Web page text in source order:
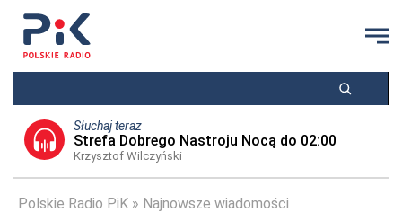
Słuchaj teraz
Strefa Dobrego Nastroju Nocą do 02:00
Krzysztof Wilczyński
Polskie Radio PiK Najnowsze wiadomości